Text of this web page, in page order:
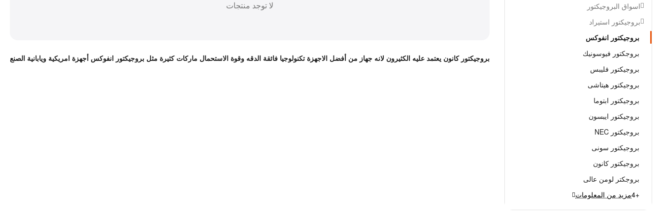
لا توجد منتجات
بروجيكتور كانون يعتمد عليه الكثيرون لانه جهاز من أفضل الاجهزة تكنولوجيا فائقة الدقه وقوة الاستحمال ماركات كثيرة مثل بروجيكتور انفوكس أجهزة امريكية ويابانية الصنع
اسواق البروجيكتور
بروجيكتور استيراد
بروجيكتور انفوكس
بروجكتور فيوسونيك
بروجيكتور فليبس
بروجيكتور هيتاشى
بروجيكتور ابتوما
بروجيكتور ايبسون
بروجيكتور NEC
بروجيكتور سونى
بروجيكتور كانون
بروجكتر لومن عالى
+4 مزيد من المعلومات